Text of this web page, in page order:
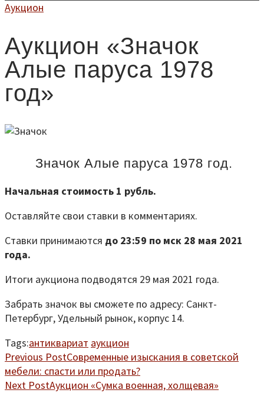
Аукцион
Аукцион «Значок
Алые паруса 1978
год»
Значок Алые паруса 1978 год.
Начальная стоимость 1 рубль.
Оставляйте свои ставки в комментариях.
Ставки принимаются до 23:59 по мск 28 мая 2021
года.
Итоги аукциона подводятся 29 мая 2021 года.
Забрать значок вы сможете по адресу: Санкт-
Петербург, Удельный рынок, корпус 14.
Tags:антиквариат аукцион
Previous PostСовременные изыскания в советской
мебели: спасти или продать?
Next PostАукцион «Сумка военная, холщевая»